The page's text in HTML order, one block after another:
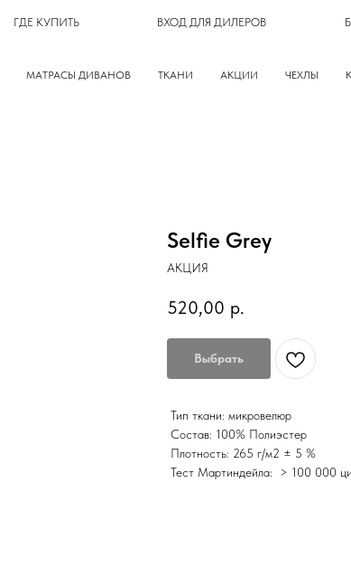
ГДЕ КУПИТЬ ВХОД ДЛЯ ДИЛЕРОВ
МАТРАСЫ ДИВАНОВ ТКАНИ АКЦИИ ЧЕХЛЫ
Selfie Grey
АКЦИЯ
520,00 р.
Выбрать
Тип ткани: микровелюр
Состав: 100% Полиэстер
Плотность: 265 г/м2 ± 5 %
Тест Мартиндейла: > 100 000